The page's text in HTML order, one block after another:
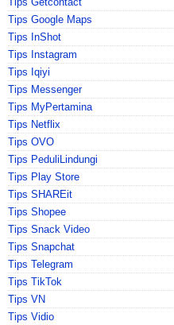
Tips Google Maps
Tips InShot
Tips Instagram
Tips Iqiyi
Tips Messenger
Tips MyPertamina
Tips Netflix
Tips OVO
Tips PeduliLindungi
Tips Play Store
Tips SHAREit
Tips Shopee
Tips Snack Video
Tips Snapchat
Tips Telegram
Tips TikTok
Tips VN
Tips Vidio